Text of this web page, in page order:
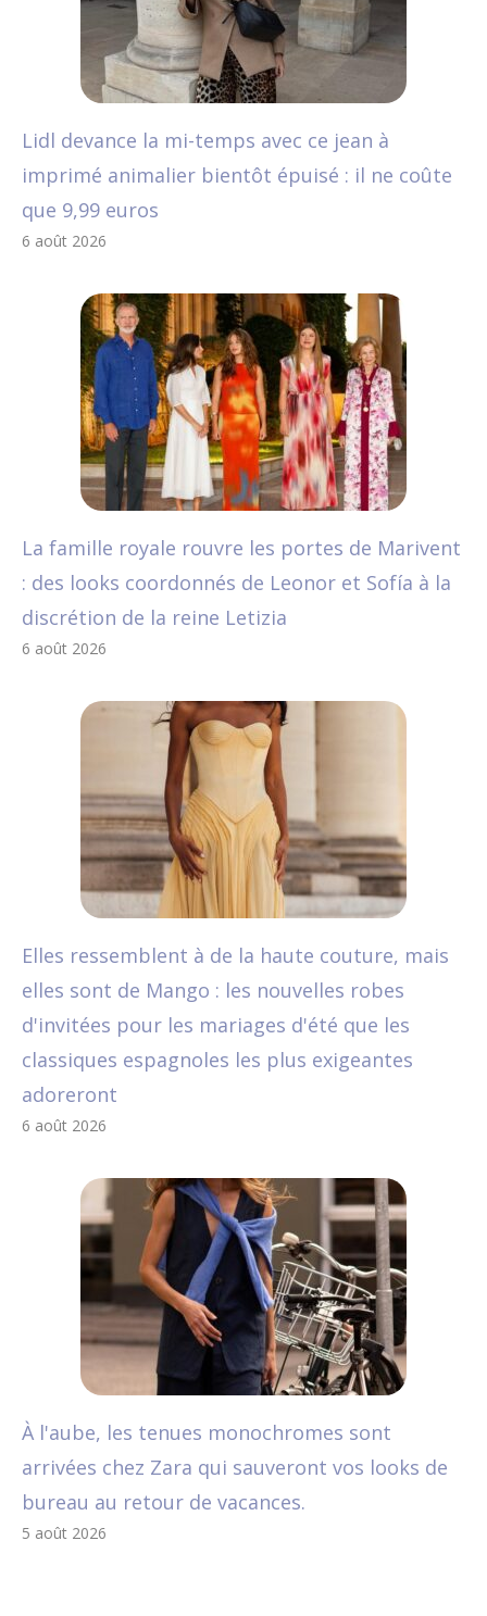
Lidl devance la mi-temps avec ce jean à
imprimé animalier bientôt épuisé : il ne coûte
que 9,99 euros
6 août 2026
La famille royale rouvre les portes de Marivent
: des looks coordonnés de Leonor et Sofía à la
discrétion de la reine Letizia
6 août 2026
Elles ressemblent à de la haute couture, mais
elles sont de Mango : les nouvelles robes
d'invitées pour les mariages d'été que les
classiques espagnoles les plus exigeantes
adoreront
6 août 2026
À l'aube, les tenues monochromes sont
arrivées chez Zara qui sauveront vos looks de
bureau au retour de vacances.
5 août 2026